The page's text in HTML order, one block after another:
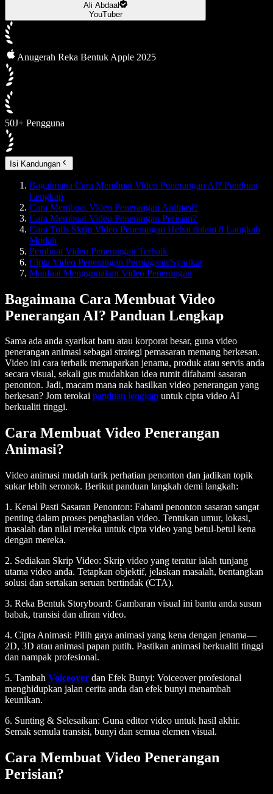
Ali Abdaal
YouTuber
Anugerah Reka Bentuk Apple 2025
50J+ Pengguna
Isi Kandungan
Bagaimana Cara Membuat Video Penerangan AI? Panduan
Lengkap
Cara Membuat Video Penerangan Animasi?
Cara Membuat Video Penerangan Perisian?
Cara Tulis Skrip Video Penerangan Hebat dalam 8 Langkah
Mudah
Pembuat Video Penerangan Terbaik
Cipta Video Penerangan Perniagaan/Syarikat
Manfaat Menggunakan Video Penerangan
Bagaimana Cara Membuat Video
Penerangan AI? Panduan Lengkap
Sama ada anda syarikat baru atau korporat besar, guna video
penerangan animasi sebagai strategi pemasaran memang berkesan.
Video ini cara terbaik memaparkan jenama, produk atau servis anda
secara visual, sekali gus mudahkan idea rumit difahami sasaran
penonton. Jadi, macam mana nak hasilkan video penerangan yang
berkesan? Jom terokai panduan lengkap untuk cipta video AI
berkualiti tinggi.
Cara Membuat Video Penerangan
Animasi?
Video animasi mudah tarik perhatian penonton dan jadikan topik
sukar lebih seronok. Berikut panduan langkah demi langkah:
1. Kenal Pasti Sasaran Penonton: Fahami penonton sasaran sangat
penting dalam proses penghasilan video. Tentukan umur, lokasi,
masalah dan nilai mereka untuk cipta video yang betul-betul kena
dengan mereka.
2. Sediakan Skrip Video: Skrip video yang teratur ialah tunjang
utama video anda. Tetapkan objektif, jelaskan masalah, bentangkan
solusi dan sertakan seruan bertindak (CTA).
3. Reka Bentuk Storyboard: Gambaran visual ini bantu anda susun
babak, transisi dan aliran video.
4. Cipta Animasi: Pilih gaya animasi yang kena dengan jenama—
2D, 3D atau animasi papan putih. Pastikan animasi berkualiti tinggi
dan nampak profesional.
5. Tambah Voiceover dan Efek Bunyi: Voiceover profesional
menghidupkan jalan cerita anda dan efek bunyi menambah
keunikan.
6. Sunting & Selesaikan: Guna editor video untuk hasil akhir.
Semak semula transisi, bunyi dan semua elemen visual.
Cara Membuat Video Penerangan
Perisian?